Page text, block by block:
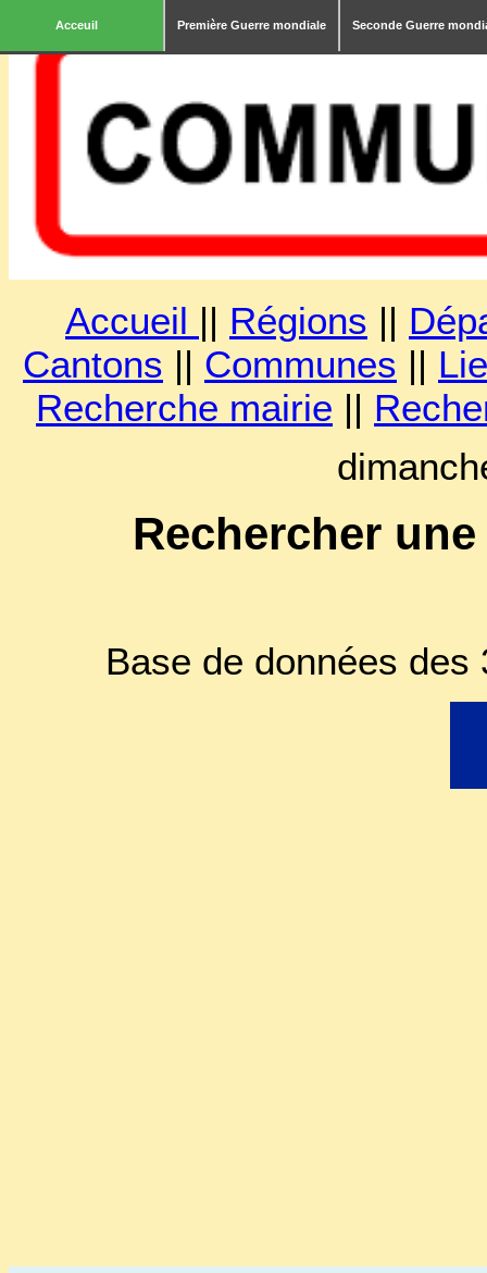
Acceuil Première Guerre mondiale Seconde Guerre
Accueil || Régions ||
Cantons || Communes ||
Recherche mairie ||
Rechercher
Base de données